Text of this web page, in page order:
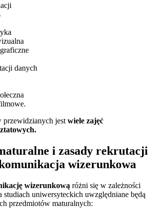
danych
przewidzianych jest wiele zajęć
i zasady rekrutacji
wizerunkowa
wizerunkową różni się w zależności
uniwersyteckich uwzględniane będą
przedmiotów maturalnych: